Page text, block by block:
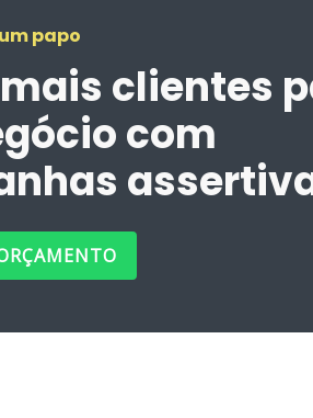
papo
clientes
com